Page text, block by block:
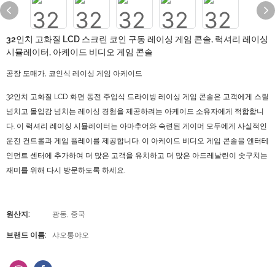
32인치 고화질 LCD 스크린 코인 구동 레이싱 게임 콘솔, 럭셔리 레이싱
시뮬레이터, 아케이드 비디오 게임 콘솔
공장 도매가, 코인식 레이싱 게임 아케이드
32인치 고화질 LCD 화면 동전 주입식 드라이빙 레이싱 게임 콘솔은 고객에게 스릴
넘치고 몰입감 넘치는 레이싱 경험을 제공하려는 아케이드 소유자에게 적합합니
다. 이 럭셔리 레이싱 시뮬레이터는 아마추어와 숙련된 게이머 모두에게 사실적인
운전 컨트롤과 게임 플레이를 제공합니다. 이 아케이드 비디오 게임 콘솔을 엔터테
인먼트 센터에 추가하여 더 많은 고객을 유치하고 더 많은 아드레날린이 솟구치는
재미를 위해 다시 방문하도록 하세요.
원산지: 광동, 중국
브랜드 이름: 샤오통야오